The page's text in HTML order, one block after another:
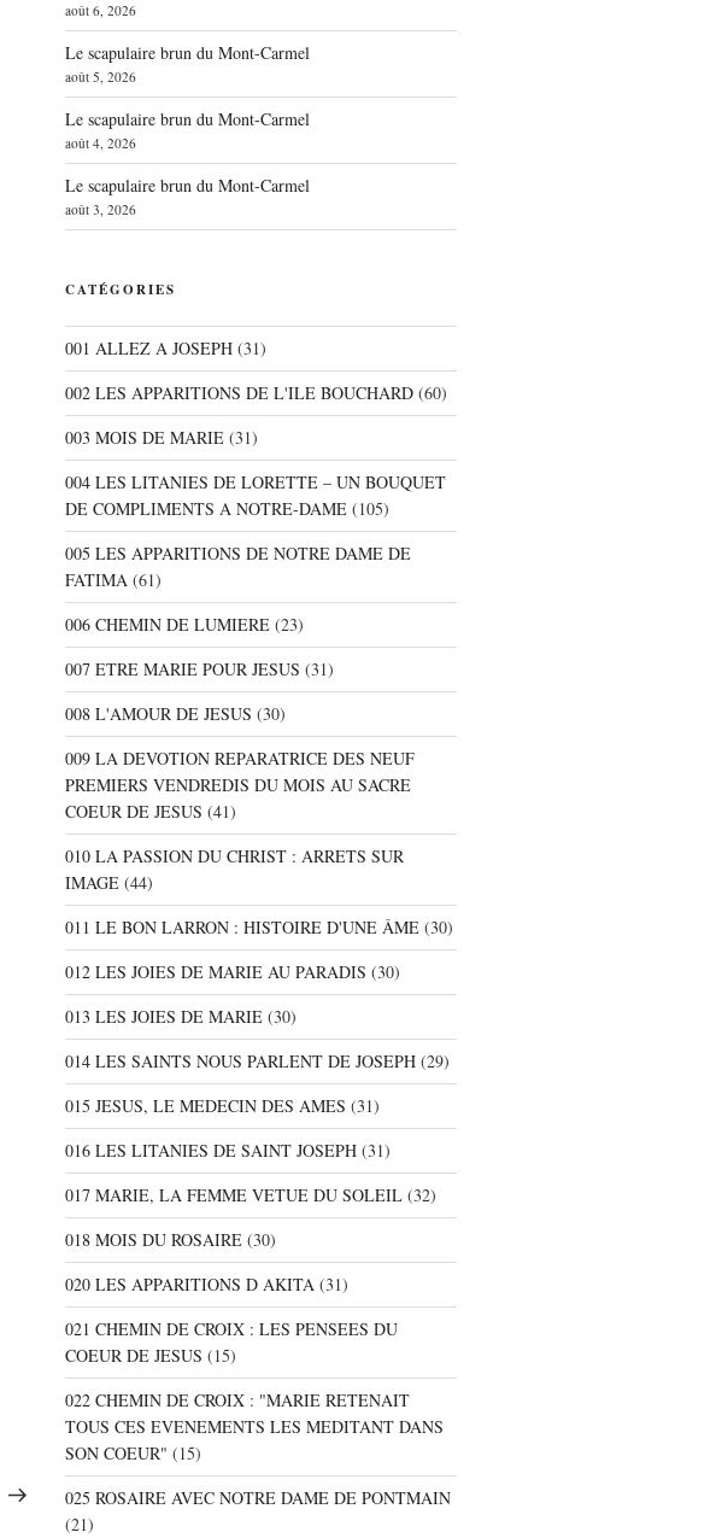
suivant
août 6, 2026
Le scapulaire brun du Mont-Carmel
août 5, 2026
Le scapulaire brun du Mont-Carmel
août 4, 2026
Le scapulaire brun du Mont-Carmel
août 3, 2026
CATÉGORIES
001 ALLEZ A JOSEPH(31)
002 LES APPARITIONS DE L'ILE BOUCHARD(60)
003 MOIS DE MARIE(31)
004 LES LITANIES DE LORETTE – UN BOUQUET
DE COMPLIMENTS A NOTRE-DAME(105)
005 LES APPARITIONS DE NOTRE DAME DE
FATIMA(61)
006 CHEMIN DE LUMIERE(23)
007 ETRE MARIE POUR JESUS (31)
008 L'AMOUR DE JESUS (30)
009 LA DEVOTION REPARATRICE DES NEUF
PREMIERS VENDREDIS DU MOIS AU SACRE
COEUR DE JESUS (41)
010 LA PASSION DU CHRIST : ARRETS SUR
IMAGE(44)
011 LE BON LARRON : HISTOIRE D'UNE ÂME(30)
012 LES JOIES DE MARIE AU PARADIS (30)
013 LES JOIES DE MARIE(30)
014 LES SAINTS NOUS PARLENT DE JOSEPH(29)
015 JESUS, LE MEDECIN DES AMES (31)
016 LES LITANIES DE SAINT JOSEPH(31)
017 MARIE, LA FEMME VETUE DU SOLEIL(32)
018 MOIS DU ROSAIRE(30)
020 LES APPARITIONS D AKITA(31)
021 CHEMIN DE CROIX : LES PENSEES DU
COEUR DE JESUS (15)
022 CHEMIN DE CROIX : "MARIE RETENAIT
TOUS CES EVENEMENTS LES MEDITANT DANS
SON COEUR" (15)
025 ROSAIRE AVEC NOTRE DAME DE PONTMAIN
(21)